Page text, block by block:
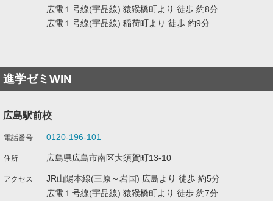
広電１号線(宇品線) 猿猴橋町より 徒歩 約8分
広電１号線(宇品線) 稲荷町より 徒歩 約9分
進学ゼミWIN
広島駅前校
0120-196-101
広島県広島市南区大須賀町13-10
JR山陽本線(三原～岩国) 広島より 徒歩 約5分
広電１号線(宇品線) 猿猴橋町より 徒歩 約7分